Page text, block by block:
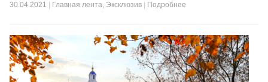
30.04.2021 Главная лента, Эксклюзив Подробнее